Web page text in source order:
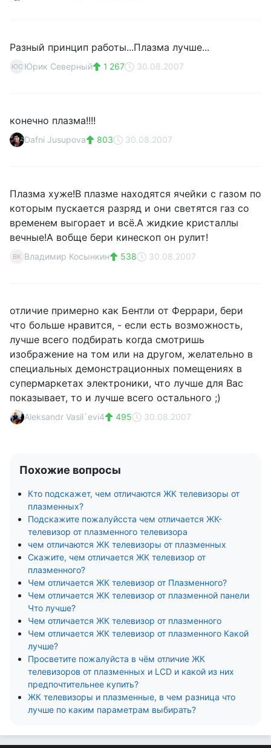
Разный принцип работы...Плазма лучше...
ЮС Юрик Северный 1 267 30.08.2007
конечно плазма!!!!
Dafni Jusupova 803 30.08.2007
Плазма хуже!В плазме находятся ячейки с газом по
которым пускается разряд и они светятся газ со
временем выгорает и всё.А жидкие кристаллы
вечные!А вобще бери кинескоп он рулит!
ВК Владимир Косынкин 538 30.08.2007
отличие примерно как Бентли от Феррари, бери
что больше нравится, - если есть возможность,
лучше всего подбирать когда смотришь
изображение на том или на другом, желательно в
специальных демонстрационных помещениях в
супермаркетах электроники, что лучше для Вас
показывает, то и лучше всего остального ;)
Aleksandr Vasil`evi4 495 30.08.2007
Похожие вопросы
Кто подскажет, чем отличаются ЖК телевизоры от
плазменных?
Подскажите пожалуйсста чем отличается ЖК-
телевизор от плазменного телевизора
чем отличаются ЖК телевизоры от плазменных
Скажите, чем отличается ЖК телевизор от
плазменного?
Чем отличается ЖК телевизор от Плазменного?
Чем отличается ЖК телевизор от плазменной панели
Что лучше?
Чем отличается ЖК телевизор от плазменного
Чем отличается ЖК телевизор от плазменного Какой
лучше?
Просветите пожалуйста в чём отличие ЖК
телевизоров от плазменных и LCD и какой из них
предпочтительнее купить?
ЖК телевизоры и плазменные, в чем разница что
лучше по каким параметрам выбирать?